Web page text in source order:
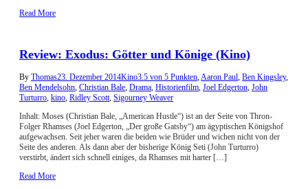
Read More
Review: Exodus: Götter und Könige (Kino)
By Thomas23. Dezember 2014Kino3.5 von 5 Punkten Aaron Paul Ben Kingsley,
Ben Mendelsohn Christian Bale Drama Historienfilm Joel Edgerton John
Turturro kino Ridley Scott Sigourney Weaver
Inhalt: Moses (Christian Bale, „American Hustle“) ist an der Seite von Thron-
Folger Rhamses (Joel Edgerton, „Der große Gatsby“) am ägyptischen Königshof
aufgewachsen. Seit jeher waren die beiden wie Brüder und wichen nicht von der
Seite des anderen. Als dann aber der bisherige König Seti (John Turturro)
verstirbt, ändert sich schnell einiges, da Rhamses mit harter […]
Read More